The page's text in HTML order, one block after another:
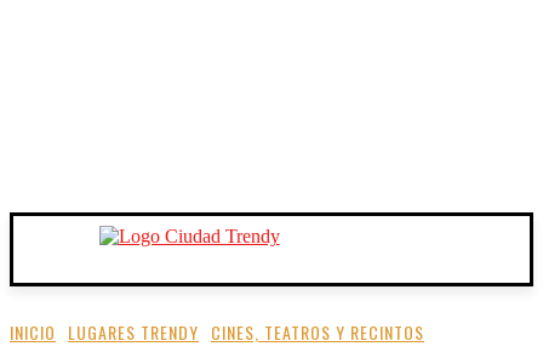
INICIO LUGARES TRENDY CINES, TEATROS Y RECINTOS